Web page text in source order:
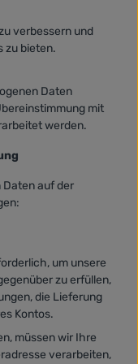
verbessern und
zu bieten.
Daten
mit
werden.
Daten auf der
um unsere
zu erfüllen,
die Lieferung
Kontos.
müssen wir Ihre
verarbeiten,